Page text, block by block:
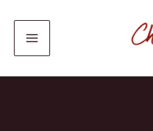
Inhalt
springen